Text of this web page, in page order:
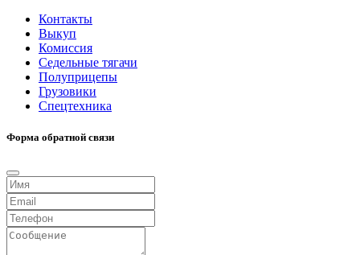
Контакты
Выкуп
Комиссия
Седельные тягачи
Полуприцепы
Грузовики
Спецтехника
Форма обратной связи